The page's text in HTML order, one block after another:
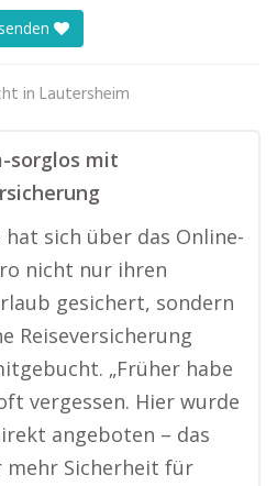
in Lautersheim
sorglos mit
hat sich über das Online-
nicht nur ihren
gesichert, sondern
Reiseversicherung
„Früher habe
vergessen. Hier wurde
angeboten – das
Sicherheit für